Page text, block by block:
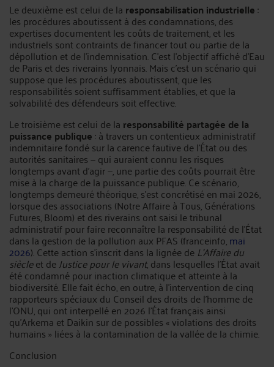
Le deuxième est celui de la responsabilisation industrielle:
les procédures aboutissent à des condamnations, des
expertises documentent les coûts de traitement, et les
industriels sont contraints de financer tout ou partie de la
dépollution et de l'indemnisation. C'est l'objectif affiché d'Eau
de Paris et des riverains lyonnais. Mais c'est un scénario qui
suppose que les procédures aboutissent, que les
responsabilités soient suffisamment établies, et que la
solvabilité des défendeurs soit effective.
Le troisième est celui de la responsabilité partagée de la
puissance publique: à travers un contentieux administratif
indemnitaire fondé sur la carence fautive de l'État ou des
autorités sanitaires — qui auraient connu les risques
longtemps avant d'agir —, une partie des coûts pourrait être
mise à la charge de la puissance publique. Ce scénario,
longtemps demeuré théorique, s'est concrétisé en mai 2026,
lorsque des associations (Notre Affaire à Tous, Générations
Futures, Bloom) et des riverains ont saisi le tribunal
administratif pour faire reconnaître la responsabilité de l'État
dans la gestion de la pollution aux PFAS (franceinfo,mai
2026). Cette action s'inscrit dans la lignée de L'Affaire du
siècleet deJustice pour le vivant, dans lesquelles l'État avait
été condamné pour inaction climatique et atteinte à la
biodiversité. Elle fait écho, en outre, à l'intervention de cinq
rapporteurs spéciaux du Conseil des droits de l'homme de
l'ONU, qui ont interpellé en 2026 l'État français ainsi
qu'Arkema et Daikin sur de possibles « violations des droits
humains » liées à la contamination de la vallée de la chimie.
Conclusion